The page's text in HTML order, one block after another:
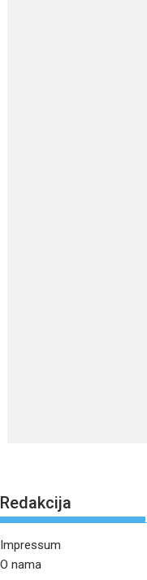
Redakcija
Impressum
O nama